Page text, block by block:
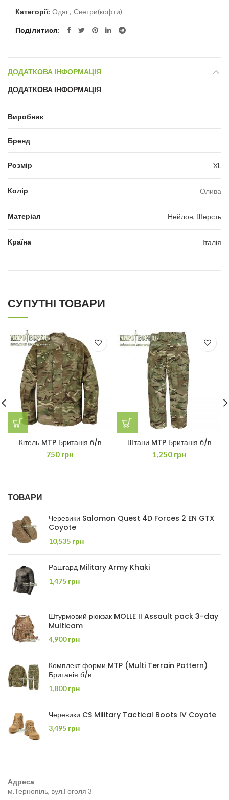
Категорії: Одяг, Светри(кофти)
Поділитися
ДОДАТКОВА ІНФОРМАЦІЯ
ДОДАТКОВА ІНФОРМАЦІЯ
Виробник
Бренд
Розмір XL
Колір Олива
Матеріал Нейлон, Шерсть
Країна Італія
СУПУТНІ ТОВАРИ
Кітель MTP Британія б/в
750 грн
Штани MTP Британія б/в
1,250 грн
ТОВАРИ
Черевики Salomon Quest 4D Forces 2 EN GTX
Coyote
10,535 грн
Рашгард Military Army Khaki
1,475 грн
Штурмовий рюкзак MOLLE II Assault pack 3-day
Multicam
4,900грн
Комплект форми MTP (Multi Terrain Pattern)
Британія б/в
1,800грн
Черевики CS Military Tactical Boots IV Coyote
3,495 грн
Адреса
м.Тернопіль, вул.Гоголя 3